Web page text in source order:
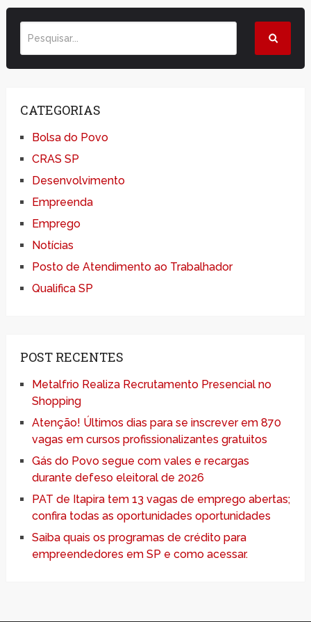
CATEGORIAS
Bolsa do Povo
CRAS SP
Desenvolvimento
Empreenda
Emprego
Notícias
Posto de Atendimento ao Trabalhador
Qualifica SP
POST RECENTES
Metalfrio Realiza Recrutamento Presencial no
Shopping
Atenção! Últimos dias para se inscrever em 870
vagas em cursos profissionalizantes gratuitos
Gás do Povo segue com vales e recargas
durante defeso eleitoral de 2026
PAT de Itapira tem 13 vagas de emprego abertas;
confira todas as oportunidades oportunidades
Saiba quais os programas de crédito para
empreendedores em SP e como acessar.